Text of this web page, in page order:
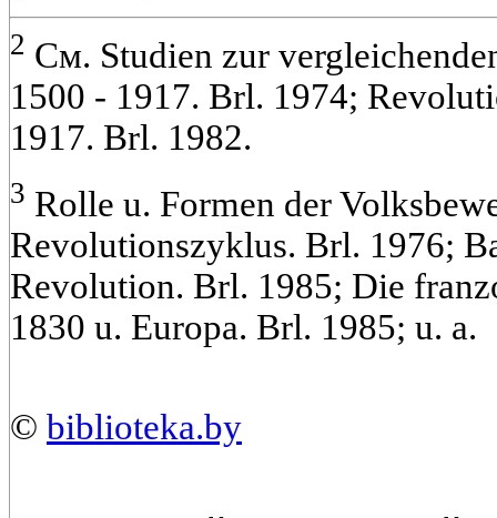
2 См. Studien zur
1500 - 1917. Brl. 1974;
1917. Brl. 1982.
3 Rolle u. Formen der
Revolutionszyklus. Brl. 1976;
Revolution. Brl. 1985; Die
1830 u. Europa. Brl. 1985; u. a.
© biblioteka.by